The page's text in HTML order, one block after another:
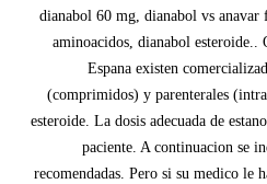
dianabol 60 mg, dianabol vs
aminoacidos, dianabol esteroide..
Espana existen
(comprimidos) y parenterales
esteroide. La dosis adecuada de
paciente. A continuacion se
recomendadas. Pero si su medico le